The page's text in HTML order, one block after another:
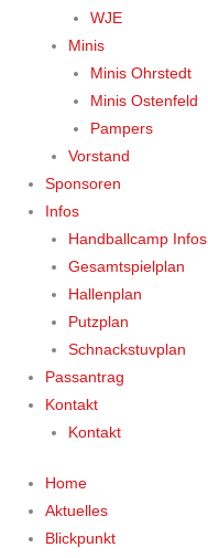
WJE
Minis
Minis Ohrstedt
Minis Ostenfeld
Pampers
Vorstand
Sponsoren
Infos
Handballcamp Infos
Gesamtspielplan
Hallenplan
Putzplan
Schnackstuvplan
Passantrag
Kontakt
Kontakt
Home
Aktuelles
Blickpunkt